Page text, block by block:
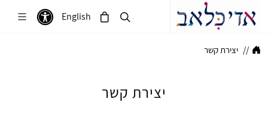
English
// יצירת קשר
יצירת קשר